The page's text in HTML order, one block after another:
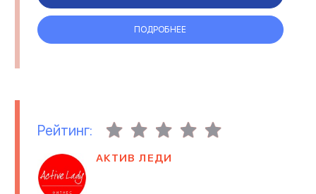
ПОДРОБНЕЕ
Рейтинг:
АКТИВ ЛЕДИ